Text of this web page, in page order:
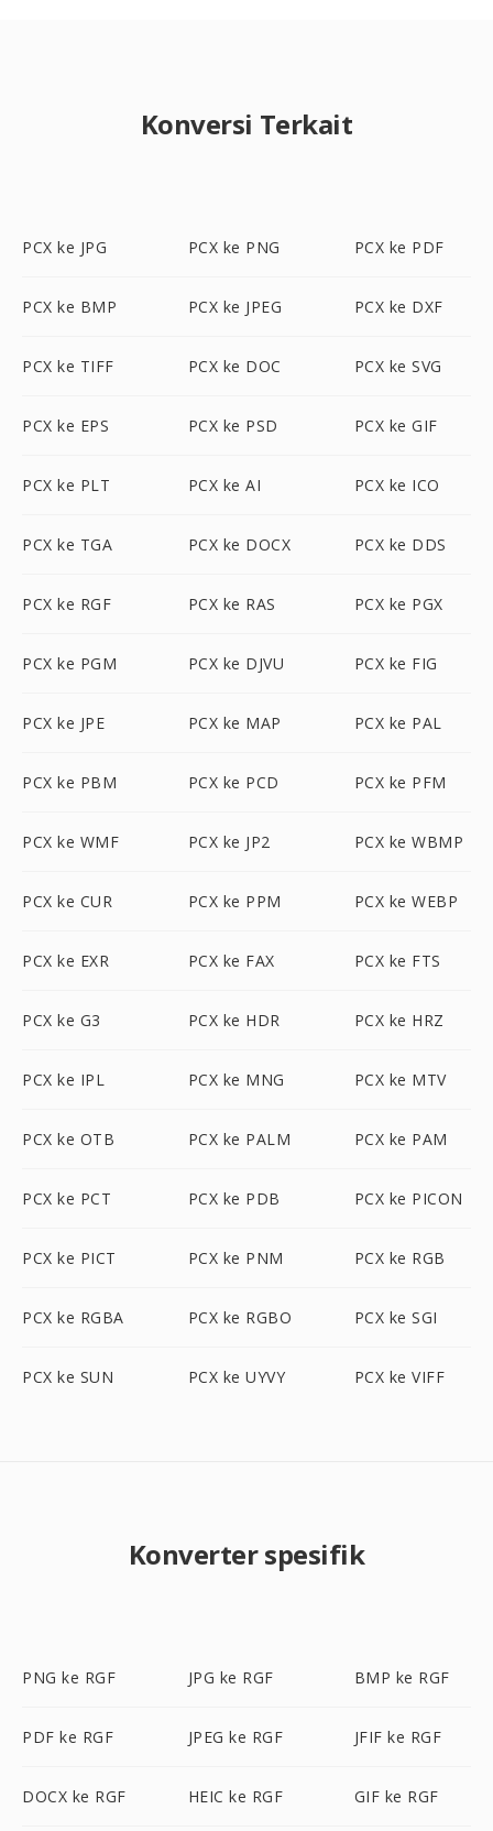
Konversi Terkait
PCX ke JPG PCX ke PNG PCX ke PDF
PCX ke BMP PCX ke JPEG PCX ke DXF
PCX ke TIFF PCX ke DOC PCX ke SVG
PCX ke EPS PCX ke PSD PCX ke GIF
PCX ke PLT PCX ke AI PCX ke ICO
PCX ke TGA PCX ke DOCX PCX ke DDS
PCX ke RGF PCX ke RAS PCX ke PGX
PCX ke PGM PCX ke DJVU PCX ke FIG
PCX ke JPE PCX ke MAP PCX ke PAL
PCX ke PBM PCX ke PCD PCX ke PFM
PCX ke WMF PCX ke JP2 PCX ke WBMP
PCX ke CUR PCX ke PPM PCX ke WEBP
PCX ke EXR PCX ke FAX PCX ke FTS
PCX ke G3 PCX ke HDR PCX ke HRZ
PCX ke IPL PCX ke MNG PCX ke MTV
PCX ke OTB PCX ke PALM PCX ke PAM
PCX ke PCT PCX ke PDB PCX ke PICON
PCX ke PICT PCX ke PNM PCX ke RGB
PCX ke RGBA PCX ke RGBO PCX ke SGI
PCX ke SUN PCX ke UYVY PCX ke VIFF
Konverter spesifik
PNG ke RGF JPG ke RGF BMP ke RGF
PDF ke RGF JPEG ke RGF JFIF ke RGF
DOCX ke RGF HEIC ke RGF GIF ke RGF